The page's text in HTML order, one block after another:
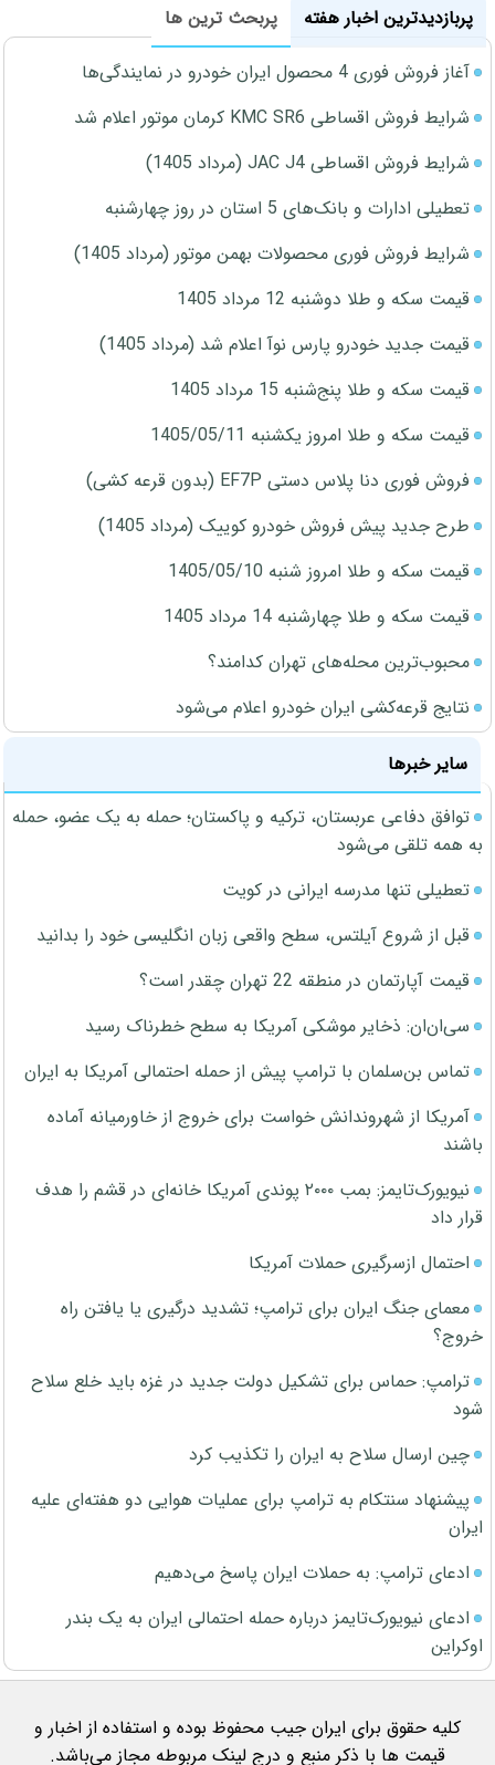
پربازدیدترین اخبار هفته
پربحث ترین ها
آغاز فروش فوری 4 محصول ایران خودرو در نمایندگی‌ها
شرایط فروش اقساطی KMC SR6 کرمان موتور اعلام شد
شرایط فروش اقساطی JAC J4 (مرداد 1405)
تعطیلی ادارات و بانک‌های 5 استان در روز چهارشنبه
شرایط فروش فوری محصولات بهمن موتور (مرداد 1405)
قیمت سکه و طلا دوشنبه 12 مرداد 1405
قیمت جدید خودرو پارس نوآ اعلام شد (مرداد 1405)
قیمت سکه و طلا پنج‌شنبه 15 مرداد 1405
قیمت سکه و طلا امروز یکشنبه 1405/05/11
فروش فوری دنا پلاس دستی EF7P (بدون قرعه کشی)
طرح جدید پیش فروش خودرو کوییک (مرداد 1405)
قیمت سکه و طلا امروز شنبه 1405/05/10
قیمت سکه و طلا چهارشنبه 14 مرداد 1405
محبوب‌ترین محله‌های تهران کدامند؟
نتایج قرعه‌کشی ایران خودرو اعلام می‌شود
سایر خبرها
توافق دفاعی عربستان، ترکیه و پاکستان؛ حمله به یک عضو، حمله
به همه تلقی می‌شود
تعطیلی تنها مدرسه ایرانی در کویت
قبل از شروع آیلتس، سطح واقعی زبان انگلیسی خود را بدانید
قیمت آپارتمان در منطقه 22 تهران چقدر است؟
سی‌ان‌ان: ذخایر موشکی آمریکا به سطح خطرناک رسید
تماس بن‌سلمان با ترامپ پیش از حمله احتمالی آمریکا به ایران
آمریکا از شهروندانش خواست برای خروج از خاورمیانه آماده
باشند
نیویورک‌تایمز: بمب ۲۰۰۰ پوندی آمریکا خانه‌ای در قشم را هدف
قرار داد
احتمال ازسرگیری حملات آمریکا
معمای جنگ ایران برای ترامپ؛ تشدید درگیری یا یافتن راه
خروج؟
ترامپ: حماس برای تشکیل دولت جدید در غزه باید خلع سلاح
شود
چین ارسال سلاح به ایران را تکذیب کرد
پیشنهاد سنتکام به ترامپ برای عملیات هوایی دو هفته‌ای علیه
ایران
ادعای ترامپ: به حملات ایران پاسخ می‌دهیم
ادعای نیویورک‌تایمز درباره حمله احتمالی ایران به یک بندر
اوکراین
کلیه حقوق برای ایران جیب محفوظ بوده و استفاده از اخبار و
قیمت ها با ذکر منبع و درج لینک مربوطه مجاز می‌باشد.